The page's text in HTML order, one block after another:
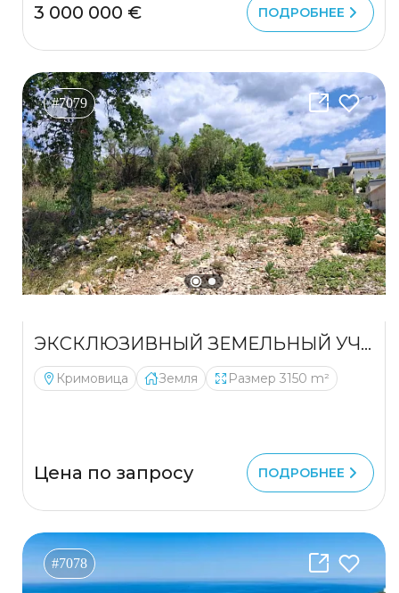
3 000 000 € ПОДРОБНЕЕ
#7079
ЭКСКЛЮЗИВНЫЙ ЗЕМЕЛЬНЫЙ УЧАСТОК С ВИДОМ НА МОРЕ В КРИМОВИЦЕ – ПРЕМИАЛЬНАЯ ИНВЕСТИЦИЯ
Кримовица Земля Размер 3150 m²
Цена по запросу ПОДРОБНЕЕ
#7078